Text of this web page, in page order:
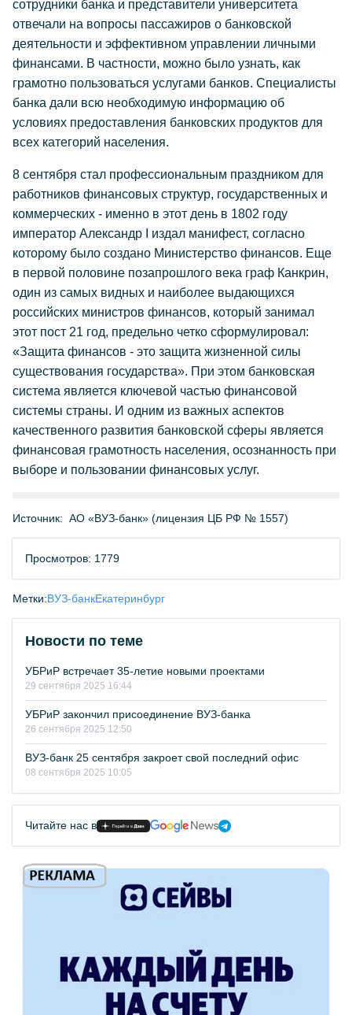
сотрудники банка и представители университета
отвечали на вопросы пассажиров о банковской
деятельности и эффективном управлении личными
финансами. В частности, можно было узнать, как
грамотно пользоваться услугами банков. Специалисты
банка дали всю необходимую информацию об
условиях предоставления банковских продуктов для
всех категорий населения.
8 сентября стал профессиональным праздником для
работников финансовых структур, государственных и
коммерческих - именно в этот день в 1802 году
император Александр I издал манифест, согласно
которому было создано Министерство финансов. Еще
в первой половине позапрошлого века граф Канкрин,
один из самых видных и наиболее выдающихся
российских министров финансов, который занимал
этот пост 21 год, предельно четко сформулировал:
«Защита финансов - это защита жизненной силы
существования государства». При этом банковская
система является ключевой частью финансовой
системы страны. И одним из важных аспектов
качественного развития банковской сферы является
финансовая грамотность населения, осознанность при
выборе и пользовании финансовых услуг.
Источник: АО «ВУЗ-банк» (лицензия ЦБ РФ № 1557)
Просмотров: 1779
Метки:ВУЗ-банкЕкатеринбург
Новости по теме
УБРиР встречает 35-летие новыми проектами
29 сентября 2025 16:44
УБРиР закончил присоединение ВУЗ-банка
26 сентября 2025 12:50
ВУЗ-банк 25 сентября закроет свой последний офис
08 сентября 2025 10:05
Читайте нас в